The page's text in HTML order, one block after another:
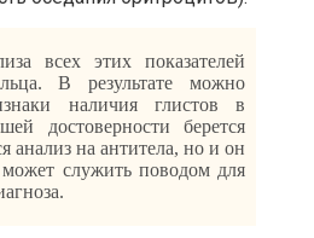
всех этих показателей
В результате можно
наличия глистов в
достоверности берется
анализ на антитела, но и он
служить поводом для